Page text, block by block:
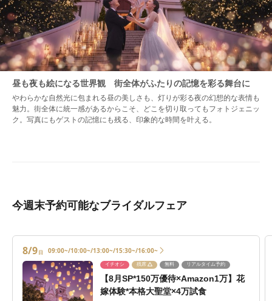
昼も夜も絵になる世界観 街全体がふたりの記憶を彩る舞台に
やわらかな自然光に包まれる昼の美しさも、灯りが彩る夜の幻想的な表情も
魅力。街全体に統一感があるからこそ、どこを切り取ってもフォトジェニッ
ク。写真にもゲストの記憶にも残る、印象的な時間を叶える。
今週末予約可能なブライダルフェア
8/9日 09:00~/10:00~/13:00~/15:30~/16:00~
イチオシ 残席 無料 リアルタイム予約
【8月SP*150万優待×Amazon1万】花
嫁体験*本格大聖堂×4万試食